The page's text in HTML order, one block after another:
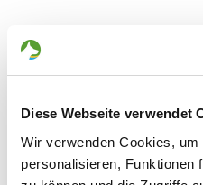
Diese Webseite verwendet
Wir verwenden Cookies,
personalisieren, Funktionen